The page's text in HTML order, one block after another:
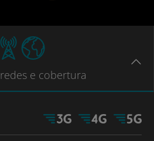
redes e cobertura